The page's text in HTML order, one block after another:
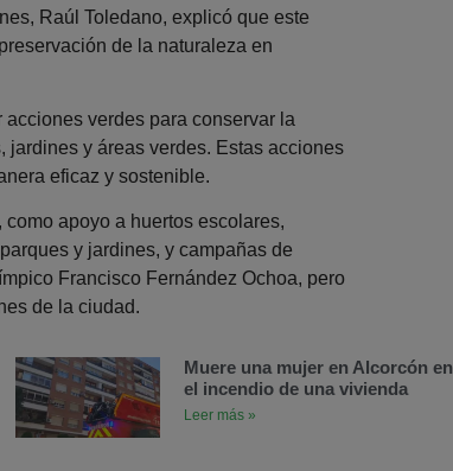
Raúl Toledano, explicó que este
de la naturaleza en
verdes para conservar la
jardines y áreas verdes. Estas acciones
eficaz y sostenible.
apoyo a huertos escolares,
y jardines, y campañas de
Francisco Fernández Ochoa, pero
de la ciudad.
Muere una mujer en Alcorcón en
el incendio de una vivienda
Leer más »